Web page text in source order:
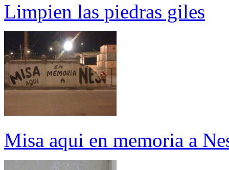
Limpien las piedras giles
Misa aqui en memoria a